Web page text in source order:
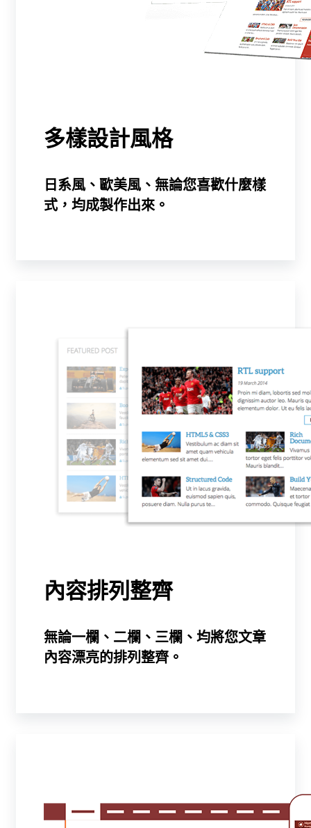
多樣設計風格
日系風、歐美風、無論您喜歡什麼樣
式，均成製作出來。
內容排列整齊
無論一欄、二欄、三欄、均將您文章
內容漂亮的排列整齊。